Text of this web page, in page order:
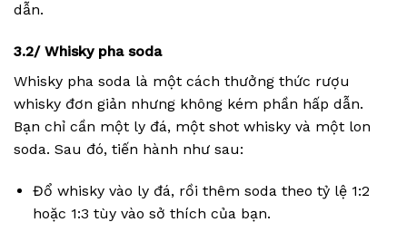
dẫn.
3.2/ Whisky pha soda
Whisky pha soda là một cách thưởng thức rượu
whisky đơn giản nhưng không kém phần hấp dẫn.
Bạn chỉ cần một ly đá, một shot whisky và một lon
soda. Sau đó, tiến hành như sau:
Đổ whisky vào ly đá, rồi thêm soda theo tỷ lệ 1:2
hoặc 1:3 tùy vào sở thích của bạn.